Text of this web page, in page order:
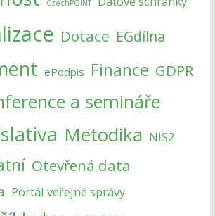
CzechPOINT
Dotace EGdílna
ePodpis Finance GDPR
a semináře
Metodika NIS2
Otevřená data
Portál veřejné správy